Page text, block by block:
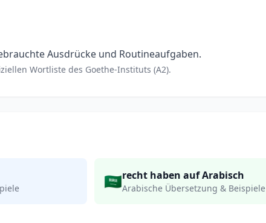
Ausdrücke und Routineaufgaben.
Wortliste des Goethe-Instituts (A2).
🇸🇦recht haben auf Arabisch
Arabische Übersetzung & Beispiele